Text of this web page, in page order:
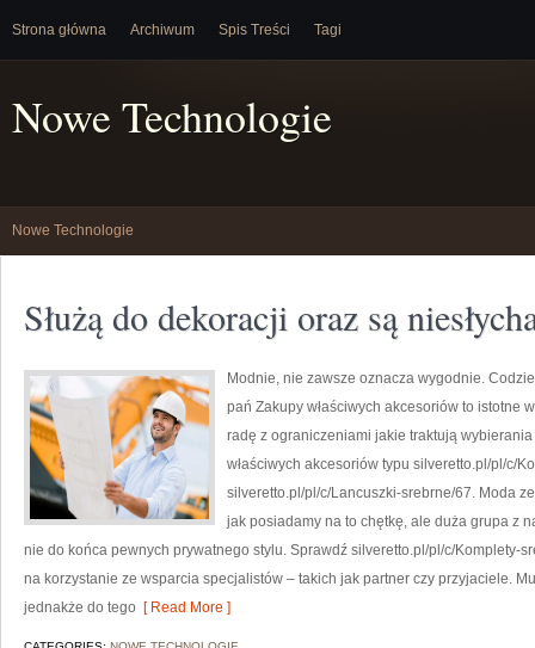
Strona główna Archiwum Spis Treści Tagi
Nowe Technologie
Nowe Technologie
Służą do dekoracji oraz są
Modnie, nie zawsze oznacza wygodnie.
pań Zakupy właściwych akcesoriów to istotne
radę z ograniczeniami jakie traktują
właściwych akcesoriów typu silveretto.pl/pl/c/
silveretto.pl/pl/c/Lancuszki-srebrne/67. Moda
jak posiadamy na to chętkę, ale duża grupa z
nie do końca pewnych prywatnego stylu. Sprawdź silveretto.pl/pl/c/Komplety-
na korzystanie ze wsparcia specjalistów – takich jak partner czy przyjaciele.
jednakże do tego [ Read More ]